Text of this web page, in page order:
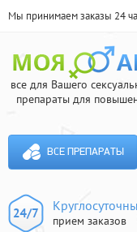
Мы принимаем заказы 24
все для Вашего
препараты для
ВСЕ ПРЕПАРАТЫ
прием заказов